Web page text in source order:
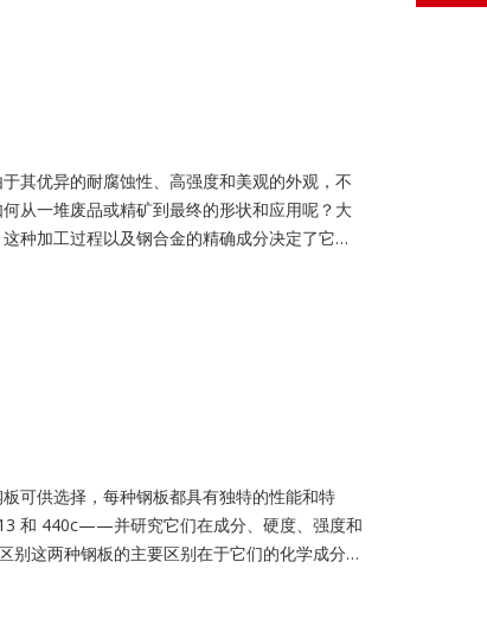
其优异的耐腐蚀性、高强度和美观的外观，不
从一堆废品或精矿到最终的形状和应用呢？大
种加工过程以及钢合金的精确成分决定了它的
但确切的成分和比例将根据所需的等级和钢的
可供选择，每种钢板都具有独特的性能和特
和 440c——并研究它们在成分、硬度、强度和
别这两种钢板的主要区别在于它们的化学成分。
的碳和铬含量均低于 440C。